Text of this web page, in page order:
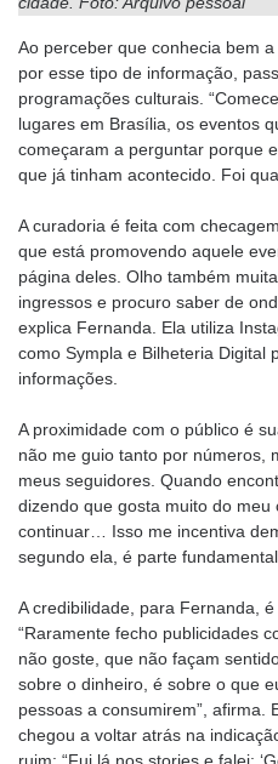
Ao perceber que conhecia bem
por esse tipo de informação,
programações culturais.
lugares em Brasília, os eventos
começaram a perguntar porque
que já tinham acontecido. Foi
A curadoria é feita com
que está promovendo aquele
página deles. Olho também
ingressos e procuro saber de
explica Fernanda. Ela utiliza
como Sympla e Bilheteria Digital
informações.
A proximidade com o público é
não me guio tanto por números,
meus seguidores. Quando
dizendo que gosta muito do meu
continuar… Isso me incentiva
segundo ela, é parte
A credibilidade, para Fernanda,
“Raramente fecho publicidades
não goste, que não façam
sobre o dinheiro, é sobre o que
pessoas a consumirem”, afirma.
chegou a voltar atrás na